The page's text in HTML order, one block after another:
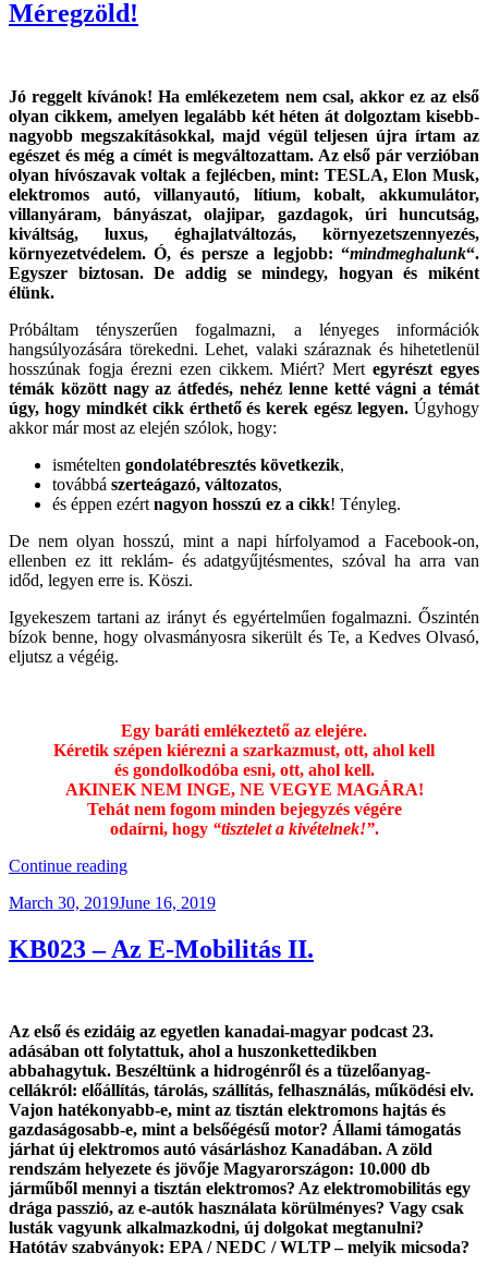
Méregzöld!
Jó reggelt kívánok! Ha emlékezetem nem csal, akkor ez az első
olyan cikkem, amelyen legalább két héten át dolgoztam kisebb-
nagyobb megszakításokkal, majd végül teljesen újra írtam az
egészet és még a címét is megváltozattam. Az első pár verzióban
olyan hívószavak voltak a fejlécben, mint: TESLA, Elon Musk,
elektromos autó, villanyautó, lítium, kobalt, akkumulátor,
villanyáram, bányászat, olajipar, gazdagok, úri huncutság,
kiváltság, luxus, éghajlatváltozás, környezetszennyezés,
környezetvédelem. Ó, és persze a legjobb: “mindmeghalunk“.
Egyszer biztosan. De addig se mindegy, hogyan és miként
élünk.
Próbáltam tényszerűen fogalmazni, a lényeges információk
hangsúlyozására törekedni. Lehet, valaki száraznak és hihetetlenül
hosszúnak fogja érezni ezen cikkem. Miért? Mertegyrészt egyes
témák között nagy az átfedés, nehéz lenne ketté vágni a témát
úgy, hogy mindkét cikk érthető és kerek egész legyen. Úgyhogy
akkor már most az elején szólok, hogy:
ismételten gondolatébresztés következik,
továbbá szerteágazó, változatos,
és éppen ezért nagyon hosszú ez a cikk! Tényleg.
De nem olyan hosszú, mint a napi hírfolyamod a Facebook-on,
ellenben ez itt reklám- és adatgyűjtésmentes, szóval ha arra van
időd, legyen erre is. Köszi.
Igyekeszem tartani az irányt és egyértelműen fogalmazni. Őszintén
bízok benne, hogy olvasmányosra sikerült és Te, a Kedves Olvasó,
eljutsz a végéig.
Egy baráti emlékeztető az elejére.
Kéretik szépen kiérezni a szarkazmust, ott, ahol kell
és gondolkodóba esni, ott, ahol kell.
AKINEK NEM INGE, NE VEGYE MAGÁRA!
Tehát nem fogom minden bejegyzés végére
odaírni, hogy “tisztelet a kivételnek!”.
Continue reading“Méregzöld!”
Posted
March 30, 2019June 16, 2019
KB023 – Az E-Mobilitás II.
Az első és ezidáig az egyetlen kanadai-magyar podcast 23.
adásában ott folytattuk, ahol a huszonkettedikben
abbahagytuk. Beszéltünk a hidrogénről és a tüzelőanyag-
cellákról: előállítás, tárolás, szállítás, felhasználás, működési elv.
Vajon hatékonyabb-e, mint az tisztán elektromons hajtás és
gazdaságosabb-e, mint a belsőégésű motor? Állami támogatás
járhat új elektromos autó vásárláshoz Kanadában. A zöld
rendszám helyezete és jövője Magyarországon: 10.000 db
járműből mennyi a tisztán elektromos? Az elektromobilitás egy
drága passzió, az e-autók használata körülményes? Vagy csak
lusták vagyunk alkalmazkodni, új dolgokat megtanulni?
Hatótáv szabványok: EPA / NEDC / WLTP – melyik micsoda?